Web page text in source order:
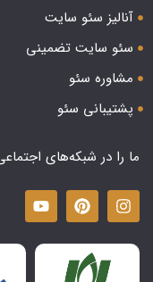
آنالیز سئو سایت
سئو سایت تضمینی
مشاوره سئو
پشتیبانی سئو
ما را در شبکه‌های